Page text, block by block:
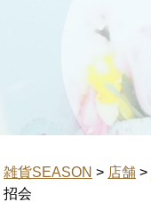
雑貨SEASON > 店舗 >
招会